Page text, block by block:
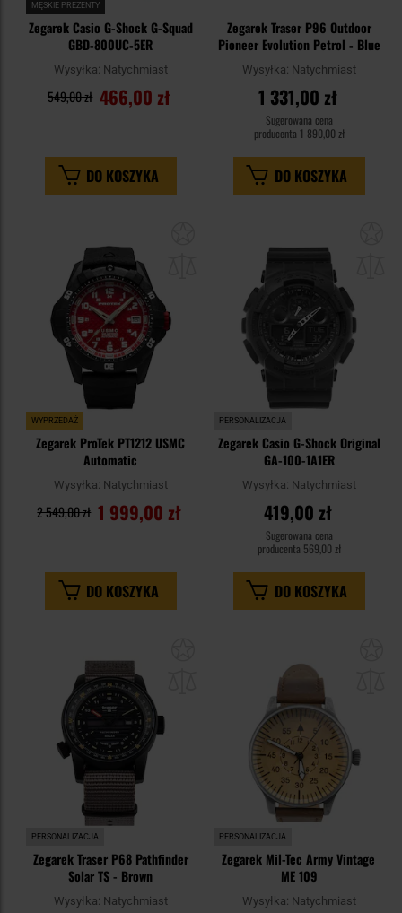
MĘSKIE PREZENTY
Zegarek Casio G-Shock G-Squad
GBD-800UC-5ER
Wysyłka: Natychmiast
466,00 zł
549,00 zł
DO KOSZYKA
Zegarek Traser P96 Outdoor
Pioneer Evolution Petrol - Blue
Wysyłka: Natychmiast
1 331,00 zł
Sugerowana cena
producenta 1 890,00 zł
DO KOSZYKA
WYPRZEDAŻ
Zegarek ProTek PT1212 USMC
Automatic
Wysyłka: Natychmiast
1 999,00 zł
2 549,00 zł
DO KOSZYKA
PERSONALIZACJA
Zegarek Casio G-Shock Original
GA-100-1A1ER
Wysyłka: Natychmiast
419,00 zł
Sugerowana cena
producenta 569,00 zł
DO KOSZYKA
PERSONALIZACJA
Zegarek Traser P68 Pathfinder
Solar TS - Brown
Wysyłka: Natychmiast
PERSONALIZACJA
Zegarek Mil-Tec Army Vintage
ME 109
Wysyłka: Natychmiast